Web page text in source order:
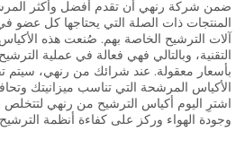
ضمن شركة رنهي أن تقدم أفضل وأكثر
المنتجات ذات الصلة التي يحتاجها كل عضو
آلات الترشيح الخاصة بهم. صُنعت هذه
التقنية، وبالتالي فهي فعالة في عملية
بأسعار معقولة. عند شرائك من رنهي، سيتم
الأكياس المرشحة التي تناسب ميزانيتك
اشترِ اليوم أكياس الترشيح من رنهي
وجودة الهواء وركز على كفاءة أنظمة